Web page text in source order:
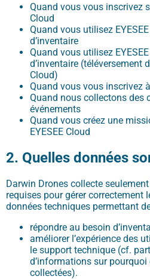
Quand vous vous inscrivez
Cloud
Quand vous utilisez
d’inventaire
Quand vous utilisez
d’inventaire (téléversement
Cloud)
Quand vous vous inscrivez
Quand nous collectons des
événements
Quand vous créez une
EYESEE Cloud
2. Quelles données
Darwin Drones collecte
requises pour gérer correctement
données techniques permettant
répondre au besoin
améliorer l’expérience des
le support technique (cf.
d’informations sur
collectées).